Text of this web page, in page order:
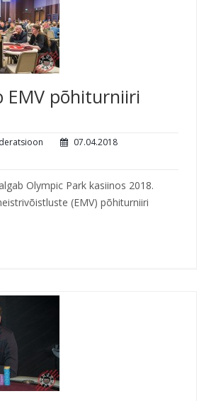
EMV põhiturniiri
07.04.2018
Olympic Park kasiinos 2018.
(EMV) põhiturniiri